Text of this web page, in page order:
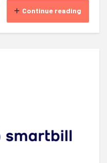
Continue reading